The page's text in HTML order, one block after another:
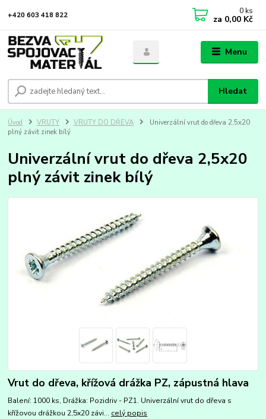
Menu
Hledat
+420 603 418 822 0 ks
za 0,00 Kč
Úvod VRUTY VRUTY DO DŘEVA
Univerzální vrut do dřeva 2,5x20
plný závit zinek bílý
Univerzální vrut do dřeva 2,5x20
plný závit zinek bílý
Vrut do dřeva, křížová drážka PZ, zápustná hlava
Balení: 1000 ks, Drážka: Pozidriv - PZ1. Univerzální vrut do dřeva s
křížovou drážkou 2,5x20 závi... celý popis